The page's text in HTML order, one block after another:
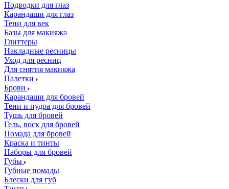
Подводки для глаз
Карандаши для глаз
Тени для век
Базы для макияжа
Глиттеры
Накладные ресницы
Уход для ресниц
Для снятия макияжа
Палетки
Брови
Карандаши для бровей
Тени и пудра для бровей
Тушь для бровей
Гель, воск для бровей
Помада для бровей
Краска и тинты
Наборы для бровей
Губы
Губные помады
Блески для губ